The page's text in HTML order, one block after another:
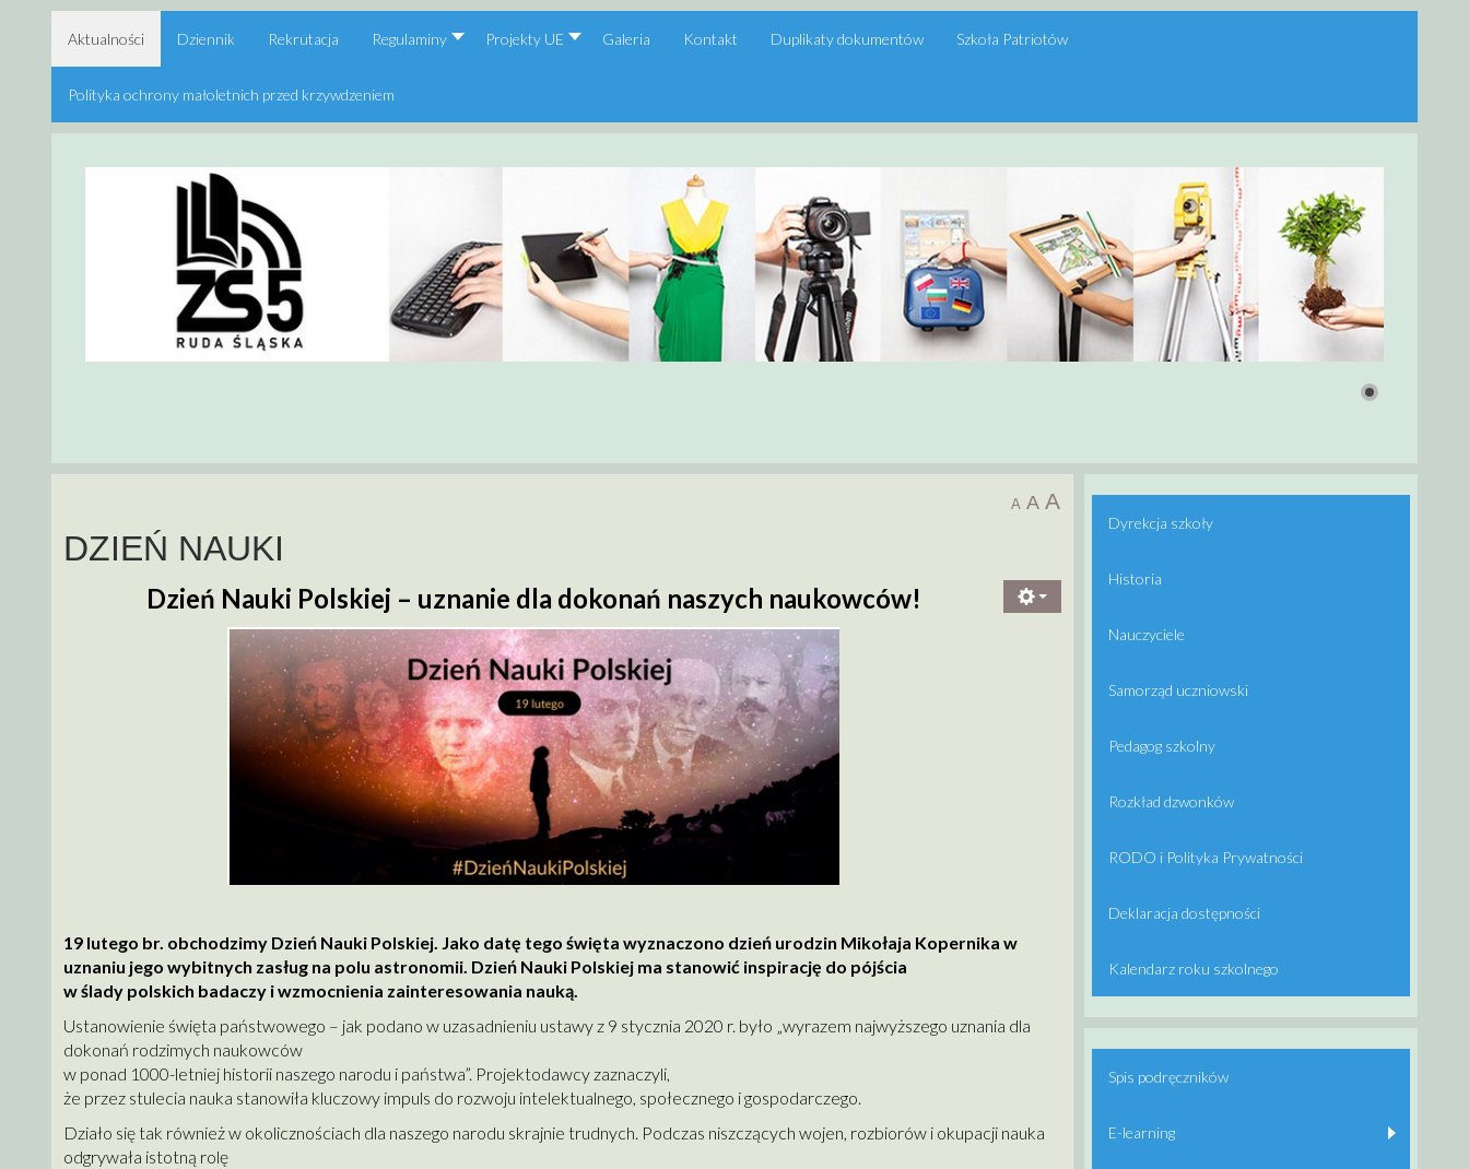
Aktualności Dziennik Rekrutacja Regulaminy Projekty UE Galeria Kontakt Duplikaty dokumentów Szkoła Patriotów
Polityka ochrony małoletnich przed krzywdzeniem
A A A
DZIEŃ NAUKI
Dzień Nauki Polskiej – uznanie dla dokonań naszych naukowców!
19 lutego br. obchodzimy Dzień Nauki Polskiej. Jako datę tego święta wyznaczono dzień urodzin Mikołaja Kopernika w
uznaniu jego wybitnych zasług na polu astronomii. Dzień Nauki Polskiej ma stanowić inspirację do pójścia
w ślady polskich badaczy i wzmocnienia zainteresowania nauką.
Ustanowienie święta państwowego – jak podano w uzasadnieniu ustawy z 9 stycznia 2020 r. było „wyrazem najwyższego uznania dla
dokonań rodzimych naukowców
w ponad 1000-letniej historii naszego narodu i państwa”. Projektodawcy zaznaczyli,
że przez stulecia nauka stanowiła kluczowy impuls do rozwoju intelektualnego, społecznego i gospodarczego.
Działo się tak również w okolicznościach dla naszego narodu skrajnie trudnych. Podczas niszczących wojen, rozbiorów i okupacji nauka
odgrywała istotną rolę
Dyrekcja szkoły
Historia
Nauczyciele
Samorząd uczniowski
Pedagog szkolny
Rozkład dzwonków
RODO i Polityka Prywatności
Deklaracja dostępności
Kalendarz roku szkolnego
Spis podręczników
E-learning